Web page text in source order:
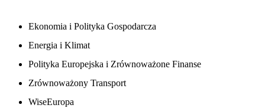
Ekonomia i Polityka Gospodarcza
Energia i Klimat
Polityka Europejska i Zrównoważone Finanse
Zrównoważony Transport
WiseEuropa